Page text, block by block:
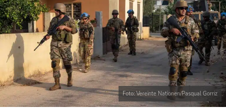
Foto: Vereinte Nationen/Pasqual Gorriz